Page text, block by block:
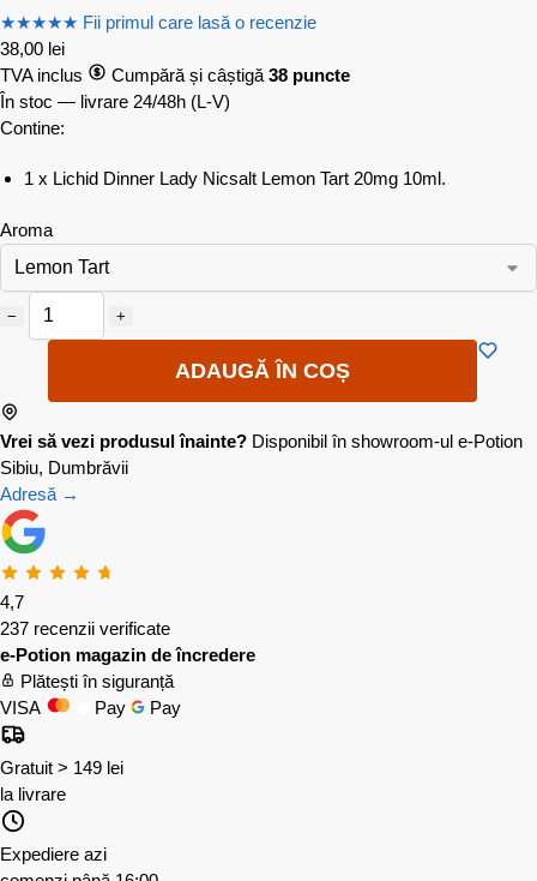
★★★★★ Fii primul care lasă o recenzie
38,00 lei
TVA inclus
Cumpără și câștigă 38 puncte
În stoc — livrare 24/48h (L-V)
Contine:
1 x Lichid Dinner Lady Nicsalt Lemon Tart 20mg 10ml.
Aroma
− +
ADAUGĂ ÎN COȘ
Vrei să vezi produsul înainte? Disponibil în showroom-ul e-Potion
Sibiu, Dumbrăvii
Adresă →
4,7
237 recenzii verificate
e-Potion magazin de încredere
Plătești în siguranță
VISA
Pay Pay
Gratuit > 149 lei
la livrare
Expediere azi